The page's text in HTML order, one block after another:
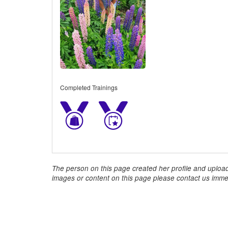
Completed Trainings
The person on this page created her profile and
images or content on this page please contact us